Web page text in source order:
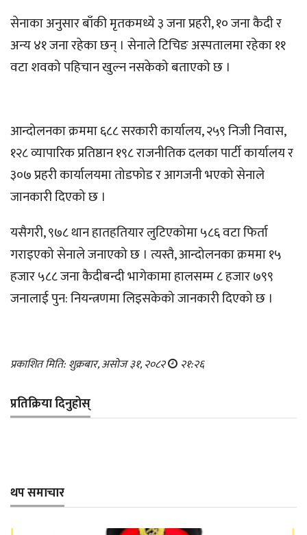
सेनाका अनुसार बाँकी मृतकमध्ये ३ जना प्रहरी, १० जना कैदी र
अन्य ४१ जना रहेका छन् । सेनाले टिचिङ अस्पतालमा रहेका ११
वटा शवको पहिचान खुल्न नसकेको बताएको छ ।
आन्दोलनका क्रममा ६८८ सरकारी कार्यालय, २५९ निजी निवास,
१२८ व्यापारिक प्रतिष्ठान १९८ राजनीतिक दलका पार्टी कार्यालय र
३०७ प्रहरी कार्यालयमा तोडफोड र आगजनी भएको सेनाले
जानकारी दिएको छ ।
यसैगरी, ९७८ थान हातहतियार लुटिएकोमा ५८६ वटा फिर्ता
गराइएको सेनाले जनाएको छ । त्यस्तै, आन्दोलनका क्रममा १५
हजार ५८८ जना कैदीबन्दी भागेकामा हालसम्म ८ हजार ७९९
जनालाई पुन: नियन्त्रणमा लिइसकेको जानकारी दिएको छ ।
प्रकाशित मिति: शुक्रबार, असोज ३१, २०८२ २१:२६
प्रतिक्रिया दिनुहोस्
थप समाचार